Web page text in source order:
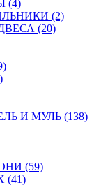
(4)
(2)
(20)
И МУЛЬ (138)
(59)